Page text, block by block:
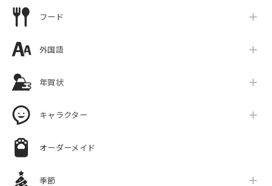
フード
外国語
年賀状
キャラクター
オーダーメイド
季節